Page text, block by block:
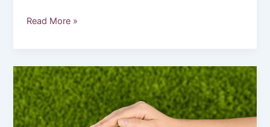
Seguro
oferece
pouca
cobertura
Read More »